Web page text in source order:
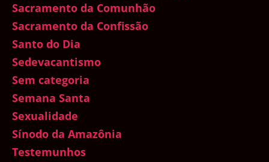
Sacramento da Comunhão
Sacramento da Confissão
Santo do Dia
Sedevacantismo
Sem categoria
Semana Santa
Sexualidade
Sínodo da Amazônia
Testemunhos